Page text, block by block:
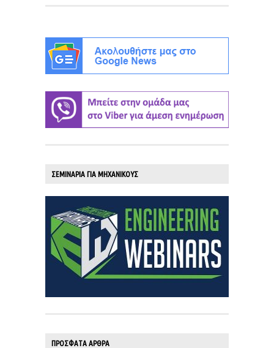
ΣΕΜΙΝΑΡΙΑ ΓΙΑ ΜΗΧΑΝΙΚΟΥΣ
ΠΡΟΣΦΑΤΑ ΑΡΘΡΑ